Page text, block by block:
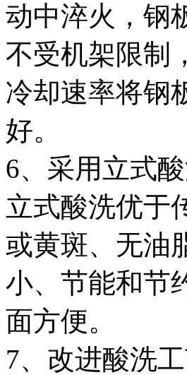
动中淬火，钢
不受机架限制
冷却速率将钢
好。
6、采用立式酸
立式酸洗优于
或黄斑、无油
小、节能和节
面方便。
7、改进酸洗工